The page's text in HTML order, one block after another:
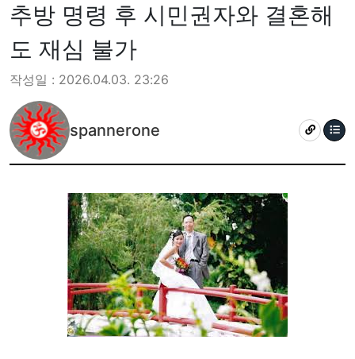
추방 명령 후 시민권자와 결혼해
도 재심 불가
작성일 : 2026.04.03. 23:26
spannerone